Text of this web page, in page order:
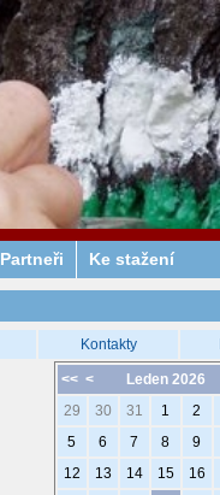
Partneři Ke stažení
Kontakty
<< <
Leden 2026
29
30 31 1 2
5
6 7 8 9
12
13 14 15 16